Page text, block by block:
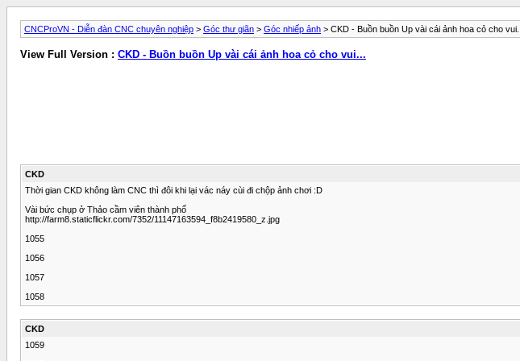
CNCProVN - Diễn đàn CNC chuyên nghiệp > Góc thư giãn > Góc nhiếp ảnh > CKD - Buồn buồn Up vài cái ảnh hoa cỏ cho vui...
View Full Version : CKD - Buồn buồn Up vài cái ảnh hoa cỏ cho vui...
CKD
Thời gian CKD không làm CNC thì đôi khi lại vác náy cùi đi chộp ảnh chơi :D
Vài bức chụp ở Thảo cầm viên thành phố
http://farm8.staticflickr.com/7352/11147163594_f8b2419580_z.jpg
1055
1056
1057
1058
CKD
1059